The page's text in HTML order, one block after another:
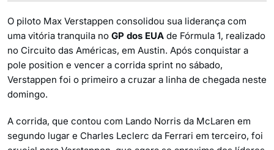
O piloto Max Verstappen consolidou sua liderança com
uma vitória tranquila no GP dos EUA de Fórmula 1, realizado
no Circuito das Américas, em Austin. Após conquistar a
pole position e vencer a corrida sprint no sábado,
Verstappen foi o primeiro a cruzar a linha de chegada neste
domingo.
A corrida, que contou com Lando Norris da McLaren em
segundo lugar e Charles Leclerc da Ferrari em terceiro, foi